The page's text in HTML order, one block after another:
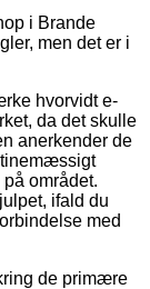
i Brande
men det er i
hvorvidt e-
da det skulle
anerkender de
området.
ifald du
med
de primære